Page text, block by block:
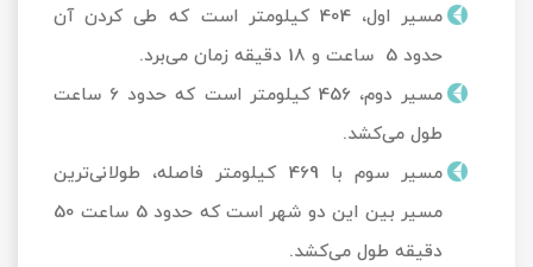
مسیر اول، 404 کیلومتر است که طی کردن آن
حدود 5 ساعت و 18 دقیقه زمان می‌برد.
مسیر دوم، 456 کیلومتر است که حدود 6 ساعت
طول می‌کشد.
مسیر سوم با 469 کیلومتر فاصله، طولانی‌ترین
مسیر بین این دو شهر است که حدود 5 ساعت 50
دقیقه طول می‌کشد.